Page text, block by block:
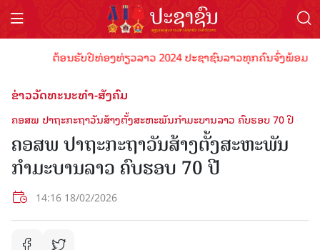
ຕ້ອນຮັບປີທ່ອງທ່ຽວລາວ 2024 ປະຊາຊົນລາວທຸກຄົນຈົ່ງພ້ອມເປັ
ຂ່າວວັດທະນະທຳ-ສັງຄົມ
ຄອສພ ປາຖະກະຖາວັນສ້າງຕັ້ງສະຫະພັນກຳມະບານລາວ ຄົບຮອບ 70 ປີ
ຄອສພ ປາຖະກະຖາວັນສ້າງຕັ້ງສະຫະພັນ
ກຳມະບານລາວ ຄົບຮອບ 70 ປີ
14:16 18/02/2026